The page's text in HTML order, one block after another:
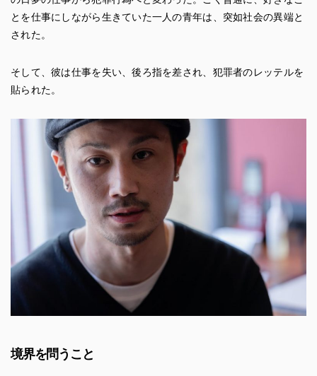
とを仕事にしながら生きていた一人の青年は、突如社会の異端と
された。
そして、彼は仕事を失い、後ろ指を差され、犯罪者のレッテルを
貼られた。
境界を問うこと